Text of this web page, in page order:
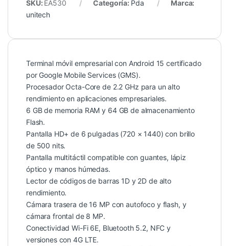
SKU: EA530 Categoría: Pda
Marca:
unitech
Terminal móvil empresarial con Android 15 certificado
por Google Mobile Services (GMS).
Procesador Octa-Core de 2.2 GHz para un alto
rendimiento en aplicaciones empresariales.
6 GB de memoria RAM y 64 GB de almacenamiento
Flash.
Pantalla HD+ de 6 pulgadas (720 × 1440) con brillo
de 500 nits.
Pantalla multitáctil compatible con guantes, lápiz
óptico y manos húmedas.
Lector de códigos de barras 1D y 2D de alto
rendimiento.
Cámara trasera de 16 MP con autofoco y flash, y
cámara frontal de 8 MP.
Conectividad Wi-Fi 6E, Bluetooth 5.2, NFC y
versiones con 4G LTE.